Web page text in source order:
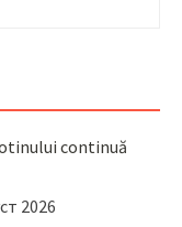
continuă
2026